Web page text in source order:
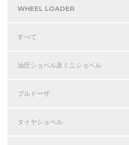
WHEEL LOADER
すべて
油圧ショベル及ミニショベル
ブルドーザ
タイヤショベル